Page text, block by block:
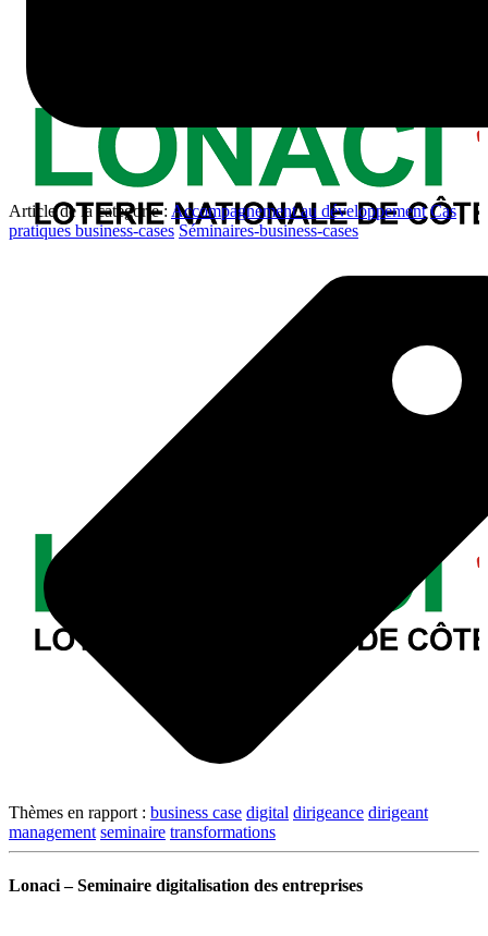
Article de la catégorie : Accompagnement au développement Cas
pratiques business-cases Séminaires-business-cases
Thèmes en rapport : business case digital dirigeance dirigeant
management seminaire transformations
Lonaci – Seminaire digitalisation des entreprises